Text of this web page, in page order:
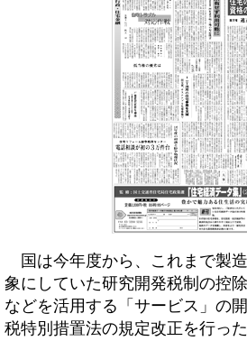
国は今年度から、これまで製
象にしていた研究開発税制の控
などを活用する「サービス」の
税特別措置法の規定改正を行っ